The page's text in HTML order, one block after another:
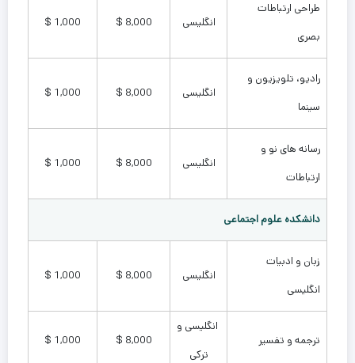
طراحی ارتباطات
بصری
انگلیسی 8,000 $
1,000 $
رادیو، تلویزیون و
سینما
انگلیسی 8,000 $
1,000 $
رسانه های نو و
ارتباطات
انگلیسی 8,000 $
1,000 $
دانشکده علوم اجتماعی
زبان و ادبیات
انگلیسی
انگلیسی 8,000 $
1,000 $
ترجمه و تفسیر
انگلیسی و
ترکی
8,000 $
1,000 $